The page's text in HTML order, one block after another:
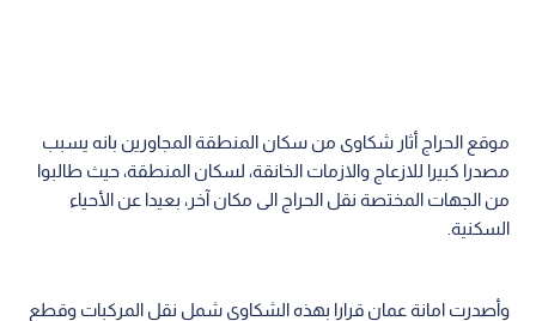
موقع الحراج أثار شكاوى من سكان المنطقة المجاورين بانه يسبب
مصدرا كبيرا للازعاج والازمات الخانقة، لسكان المنطقة، حيث طالبوا
من الجهات المختصة نقل الحراج الى مكان آخر، بعيدا عن الأحياء
السكنية.
وأصدرت امانة عمان قرارا بهذه الشكاوى شمل نقل المركبات وقطع